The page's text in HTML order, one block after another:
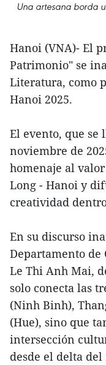
Una artesana borda
Hanoi (VNA)- El
Patrimonio" se
Literatura, como
Hanoi 2025.
El evento, que se
noviembre de
homenaje al
Long - Hanoi y
creatividad
En su discurso
Departamento de
Le Thi Anh Mai,
solo conecta las
(Ninh Binh),
(Hue), sino que
intersección
desde el delta